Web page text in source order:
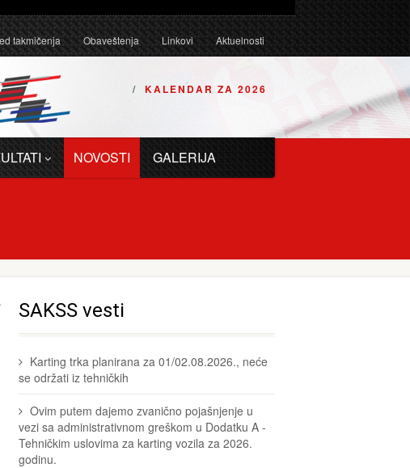
A - Tehničkim uslovima za karting vozila za 2026. godinu.
takmičenja Obaveštenja Linkovi Aktuelnosti
KALENDAR ZA 2026
NOVOSTI GALERIJA
SAKSS vesti
Karting trka planirana za 01/02.08.2026., neće
se održati iz tehničkih
Ovim putem dajemo zvanično pojašnjenje u
vezi sa administrativnom greškom u Dodatku A -
Tehničkim uslovima za karting vozila za 2026.
godinu.